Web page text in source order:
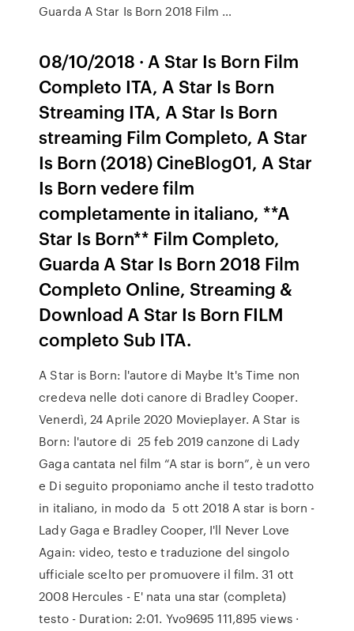
Guarda A Star Is Born 2018 Film …
08/10/2018 · A Star Is Born Film
Completo ITA, A Star Is Born
Streaming ITA, A Star Is Born
streaming Film Completo, A Star
Is Born (2018) CineBlog01, A Star
Is Born vedere film
completamente in italiano, **A
Star Is Born** Film Completo,
Guarda A Star Is Born 2018 Film
Completo Online, Streaming &
Download A Star Is Born FILM
completo Sub ITA.
A Star is Born: l'autore di Maybe It's Time non
credeva nelle doti canore di Bradley Cooper.
Venerdì, 24 Aprile 2020 Movieplayer. A Star is
Born: l'autore di 25 feb 2019 canzone di Lady
Gaga cantata nel film “A star is born”, è un vero
e Di seguito proponiamo anche il testo tradotto
in italiano, in modo da 5 ott 2018 A star is born -
Lady Gaga e Bradley Cooper, I'll Never Love
Again: video, testo e traduzione del singolo
ufficiale scelto per promuovere il film. 31 ott
2008 Hercules - E' nata una star (completa)
testo - Duration: 2:01. Yvo9695 111,895 views ·